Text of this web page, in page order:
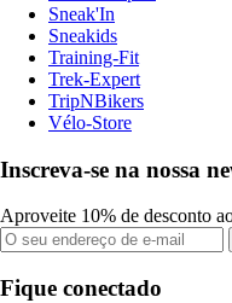
Sneak'In
Sneakids
Training-Fit
Trek-Expert
TripNBikers
Vélo-Store
Inscreva-se na nossa
Aproveite 10% de desconto
Fique conectado